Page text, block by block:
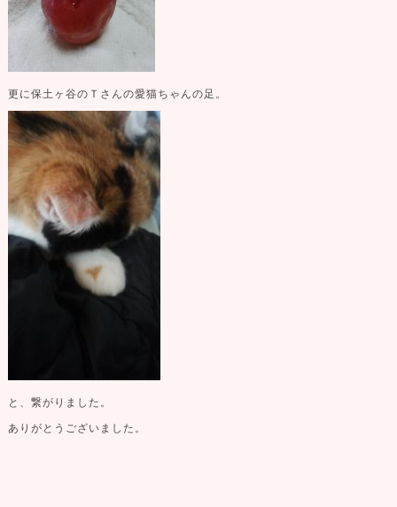
更に保土ヶ谷のＴさんの愛猫ちゃんの足。
と、繋がりました。
ありがとうございました。